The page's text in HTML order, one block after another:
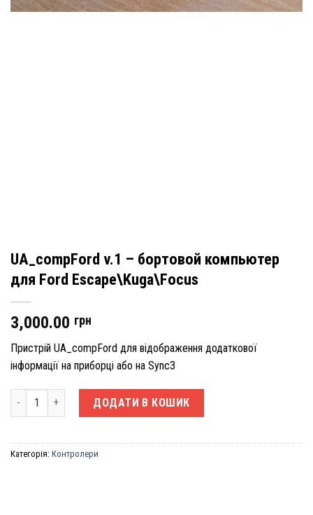
UA_compFord v.1 – бортовой компьютер
для Ford Escape\Kuga\Focus
3,000.00 грн
Пристрій UA_compFord для відображення додаткової
інформації на приборці або на Sync3
UA_compFord v.1 - бортовий комп'ютер для Ford Escape Kuga Focus
ДОДАТИ В КОШИК
Категорія: Контролери